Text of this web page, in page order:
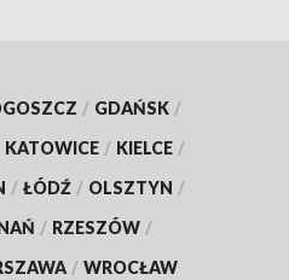
/ GDAŃSK /
KATOWICE / KIELCE /
/ ŁÓDŹ / OLSZTYN /
/ RZESZÓW /
/ WROCŁAW